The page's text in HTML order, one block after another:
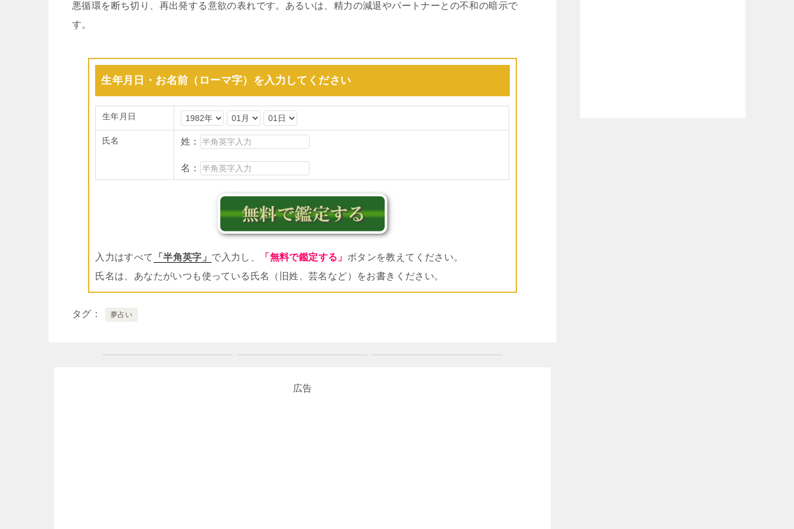
悪循環を断ち切り、再出発する意欲の表れです。あるいは、精力の減退やパートナーとの不和の暗示で
す。
生年月日・お名前（ローマ字）を入力してください
生年月日
氏名 姓：
名：
入力はすべて 「半角英字」 で入力し、 「無料で鑑定する」 ボタンを教えてください。
氏名は、あなたがいつも使っている氏名（旧姓、芸名など）をお書きください。
タグ 夢占い
広告